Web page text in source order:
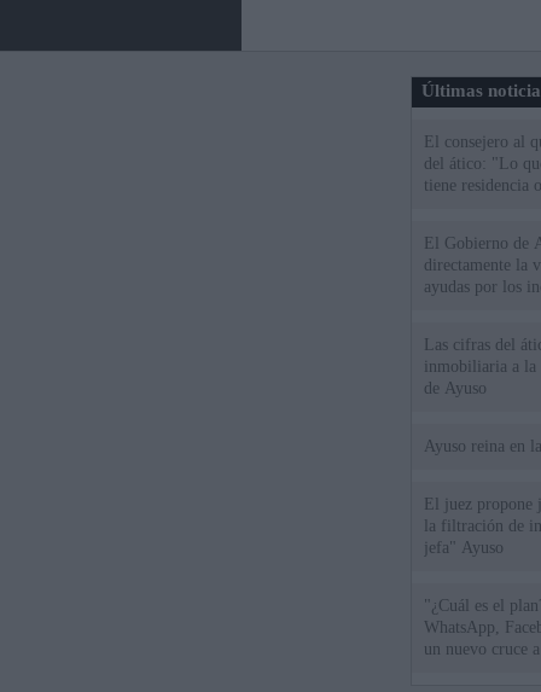
Últimas
El consejero al
del ático: "Lo
tiene residencia
El Gobierno de
directamente la
ayudas por los
Las cifras del
inmobiliaria a la
de Ayuso
Ayuso reina en
El juez propone
la filtración de
jefa" Ayuso
"¿Cuál es el
WhatsApp,
un nuevo cruce